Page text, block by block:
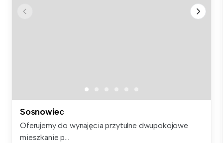
Sosnowiec
Oferujemy do wynajęcia przytulne dwupokojowe
mieszkanie p...